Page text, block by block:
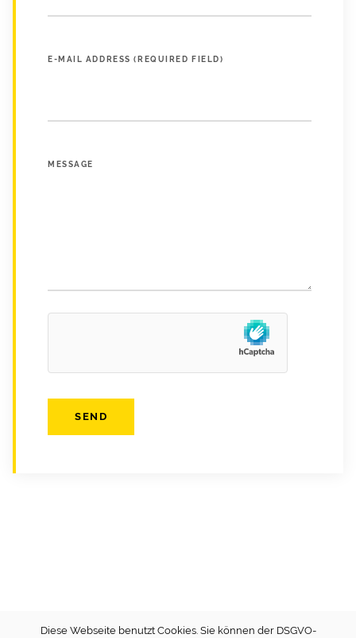
E-MAIL ADDRESS (REQUIRED FIELD)
MESSAGE
Diese Webseite benutzt Cookies. Sie können der DSGVO-